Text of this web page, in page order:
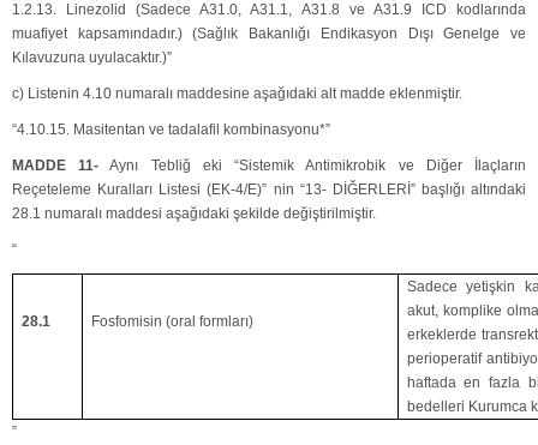
1.2.13. Linezolid (Sadece A31.0, A31.1, A31.8 ve A31.9 ICD kodlarında
muafiyet kapsamındadır.) (Sağlık Bakanlığı Endikasyon Dışı Genelge ve
Kılavuzuna uyulacaktır.)”
c) Listenin 4.10 numaralı maddesine aşağıdaki alt madde eklenmiştir.
“4.10.15. Masitentan ve tadalafil kombinasyonu*”
MADDE 11-
Aynı Tebliğ eki “Sistemik Antimikrobik ve Diğer İlaçların
Reçeteleme Kuralları Listesi (EK-4/E)” nin “13- DİĞERLERİ” başlığı altındaki
28.1 numaralı maddesi aşağıdaki şekilde değiştirilmiştir.
“
28.1 Fosfomisin (oral formları)
Sadece yetişkin
akut, komplike
erkeklerde
perioperatif
haftada en fazla
bedelleri Kurumca
”